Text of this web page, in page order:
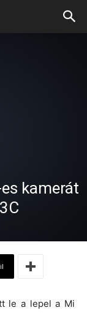
kamerát
le a lepel a Mi